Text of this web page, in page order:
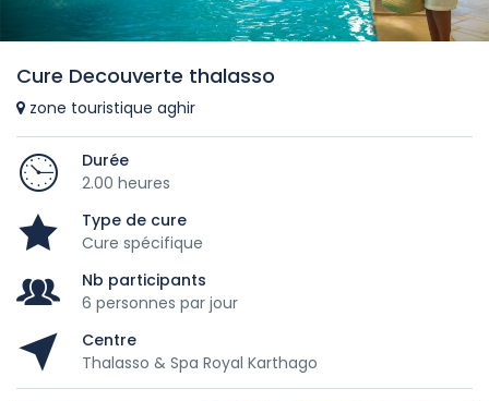
Cure Decouverte thalasso
zone touristique aghir
Durée
2.00 heures
Type de cure
Cure spécifique
Nb participants
6 personnes par jour
Centre
Thalasso & Spa Royal Karthago